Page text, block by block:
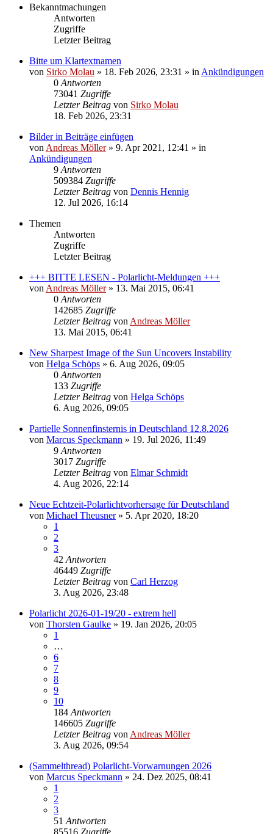
Bekanntmachungen
Antworten
Zugriffe
Letzter Beitrag
Bitte um Klartextnamen
von Sirko Molau » 18. Feb 2026, 23:31 » in Ankündigungen
0 Antworten
73041 Zugriffe
Letzter Beitrag von Sirko Molau
18. Feb 2026, 23:31
Bilder in Beiträge einfügen
von Andreas Möller» 9. Apr 2021, 12:41 » in
Ankündigungen
9 Antworten
509384 Zugriffe
Letzter Beitrag von Dennis Hennig
12. Jul 2026, 16:14
Themen
Antworten
Zugriffe
Letzter Beitrag
+++ BITTE LESEN - Polarlicht-Meldungen +++
von Andreas Möller» 13. Mai 2015, 06:41
0 Antworten
142685 Zugriffe
Letzter Beitrag von Andreas Möller
13. Mai 2015, 06:41
New Sharpest Image of the Sun Uncovers Instability
von Helga Schöps » 6. Aug 2026, 09:05
0 Antworten
133 Zugriffe
Letzter Beitrag von Helga Schöps
6. Aug 2026, 09:05
Partielle Sonnenfinsternis in Deutschland 12.8.2026
von Marcus Speckmann » 19. Jul 2026, 11:49
9 Antworten
3017 Zugriffe
Letzter Beitrag von Elmar Schmidt
4. Aug 2026, 22:14
Neue Echtzeit-Polarlichtvorhersage für Deutschland
von Michael Theusner» 5. Apr 2020, 18:20
1
2
3
42 Antworten
46449 Zugriffe
Letzter Beitrag von Carl Herzog
3. Aug 2026, 23:48
Polarlicht 2026-01-19/20 - extrem hell
von Thorsten Gaulke » 19. Jan 2026, 20:05
1
…
6
7
8
9
10
184 Antworten
146605 Zugriffe
Letzter Beitrag von Andreas Möller
3. Aug 2026, 09:54
(Sammelthread) Polarlicht-Vorwarnungen 2026
von Marcus Speckmann » 24. Dez 2025, 08:41
1
2
3
51 Antworten